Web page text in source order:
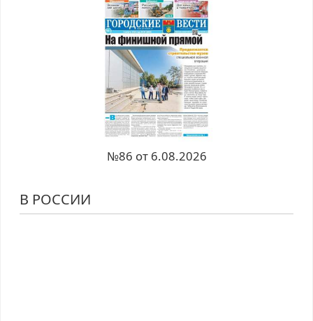
№86 от 6.08.2026
В РОССИИ